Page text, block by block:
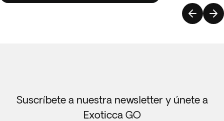
Suscríbete a nuestra newsletter y únete a
Exoticca GO